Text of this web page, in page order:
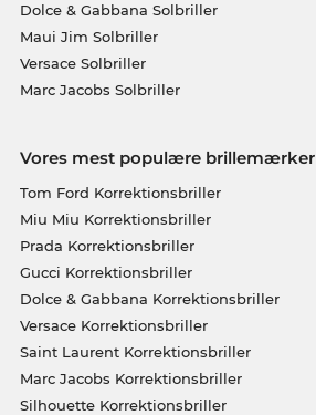
Dolce & Gabbana Solbriller
Maui Jim Solbriller
Versace Solbriller
Marc Jacobs Solbriller
Vores mest populære brillemærker
Tom Ford Korrektionsbriller
Miu Miu Korrektionsbriller
Prada Korrektionsbriller
Gucci Korrektionsbriller
Dolce & Gabbana Korrektionsbriller
Versace Korrektionsbriller
Saint Laurent Korrektionsbriller
Marc Jacobs Korrektionsbriller
Silhouette Korrektionsbriller